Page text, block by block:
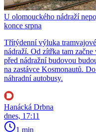
U olomouckého nádraží
konce srpna
Třítýdenní výluka
nádraží. Od zítřka tam
před nádražní budovou
na zastávce Kosmonautů.
náhradní autobusy.
Hanácká Drbna
dnes, 17:11
1 min